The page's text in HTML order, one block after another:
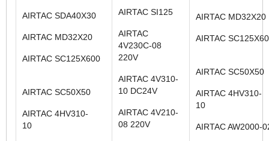
AIRTAC SDA40X30
AIRTAC MD32X20
AIRTAC SC125X600
AIRTAC SC50X50
AIRTAC 4HV310-
10
AIRTAC SI125
AIRTAC
4V230C-08
220V
AIRTAC 4V310-
10 DC24V
AIRTAC 4V210-
08 220V
AIRTAC
AIRTAC
AIRTAC SC50X50
AIRTAC 4HV310-
10
AIRTAC AW2000-